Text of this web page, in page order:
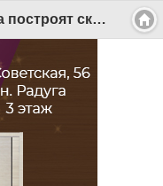
В Северодвинске у ДЮЦа построят скалодром - Беломорканал Северодвинск tv29.ru